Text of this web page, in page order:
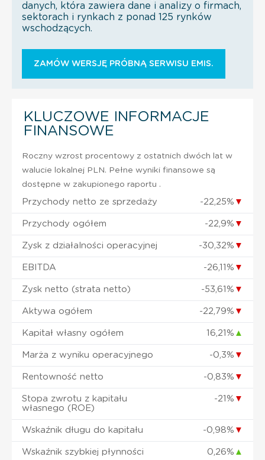
danych, która zawiera dane i analizy o firmach,
sektorach i rynkach z ponad 125 rynków
wschodzących.
ZAMÓW WERSJĘ PRÓBNĄ SERWISU EMIS.
KLUCZOWE INFORMACJE
FINANSOWE
Roczny wzrost procentowy z ostatnich dwóch lat w
walucie lokalnej PLN. Pełne wyniki finansowe są
dostępne w zakupionego raportu .
Przychody netto ze sprzedaży -22,25% ▼
Przychody ogółem -22,9% ▼
Zysk z działalności operacyjnej -30,32% ▼
EBITDA -26,11% ▼
Zysk netto (strata netto) -53,61% ▼
Aktywa ogółem -22,79% ▼
Kapitał własny ogółem 16,21% ▲
Marża z wyniku operacyjnego -0,3% ▼
Rentowność netto -0,83% ▼
Stopa zwrotu z kapitału
własnego (ROE)
-21% ▼
Wskaźnik długu do kapitału -0,98% ▼
Wskaźnik szybkiej płynności 0,26% ▲